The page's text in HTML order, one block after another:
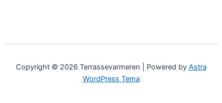
Copyright © 2026 Terrassevarmeren | Powered by Astra
WordPress Tema